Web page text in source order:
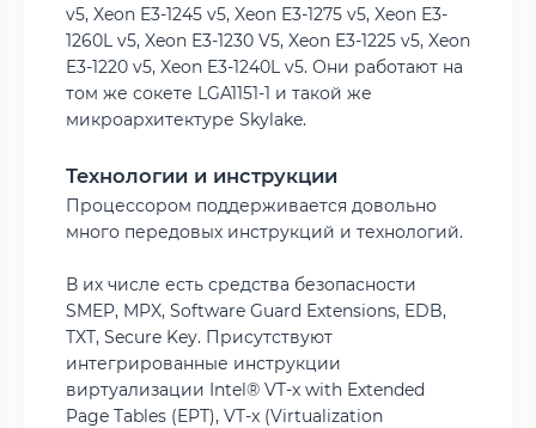
v5, Xeon E3-1245 v5, Xeon E3-1275 v5, Xeon E3-
1260L v5, Xeon E3-1230 V5, Xeon E3-1225 v5, Xeon
E3-1220 v5, Xeon E3-1240L v5. Они работают на
том же сокете LGA1151-1 и такой же
микроархитектуре Skylake.
Технологии и инструкции
Процессором поддерживается довольно
много передовых инструкций и технологий.
В их числе есть средства безопасности
SMEP, MPX, Software Guard Extensions, EDB,
TXT, Secure Key. Присутствуют
интегрированные инструкции
виртуализации Intel® VT-x with Extended
Page Tables (EPT), VT-x (Virtualization